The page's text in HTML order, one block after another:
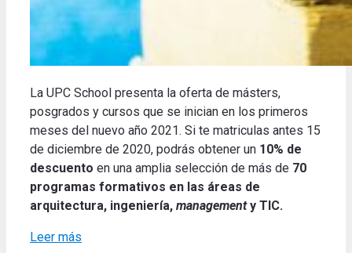
La UPC School presenta la oferta de másters,
posgrados y cursos que se inician en los primeros
meses del nuevo año 2021. Si te matriculas antes 15
de diciembre de 2020, podrás obtener un 10% de
descuento en una amplia selección de más de 70
programas formativos en las áreas de
arquitectura, ingeniería, managementy TIC.
Leer más